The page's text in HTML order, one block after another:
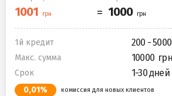
1й кредит 200 - 5000
Макс. сумма 10000
Срок 1-30 дней
0,01% комиссия для новых клиентов